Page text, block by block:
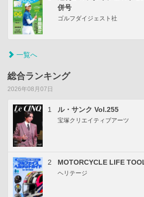
併号
ゴルフダイジェスト社
一覧へ
総合ランキング
2026年08月07日
1 ル・サンク Vol.255
宝塚クリエイティブアーツ
2 MOTORCYCLE LIFE
ヘリテージ